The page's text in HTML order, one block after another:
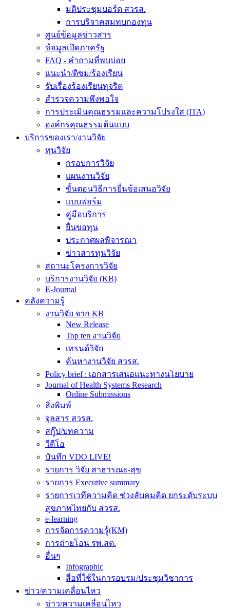
มติประชุมบอร์ด สวรส.
การบริจาคสมทบกองทุน
ศูนย์ข้อมูลข่าวสาร
ข้อมูลเปิดภาครัฐ
FAQ - คำถามที่พบบ่อย
แนะนำ/ติชม/ร้องเรียน
รับเรื่องร้องเรียนทุจริต
สำรวจความพึงพอใจ
การประเมินคุณธรรมและความโปรงใส (ITA)
องค์กรคุณธรรมต้นแบบ
บริการของเรา/งานวิจัย
ทุนวิจัย
กรอบการวิจัย
แผนงานวิจัย
ขั้นตอนวิธีการยื่นข้อเสนอวิจัย
แบบฟอร์ม
คู่มือบริการ
ยื่นขอทุน
ประกาศผลพิจารณา
ข่าวสารทุนวิจัย
สถานะโครงการวิจัย
บริการงานวิจัย (KB)
E-Journal
คลังความรู้
งานวิจัย จาก KB
New Release
Top ten งานวิจัย
เทรนด์วิจัย
ค้นหางานวิจัย สวรส.
Policy brief : เอกสารเสนอแนะทางนโยบาย
Journal of Health Systems Research
Online Submissions
สิ่งพิมพ์
จุลสาร สวรส.
สกู๊ป/บทความ
วีดีโอ
บันทึก VDO LIVE!
รายการ วิจัย สาธารณะ-สุข
รายการ Executive summary
รายการเวทีความคิด ช่วงลับคมคิด ยกระดับระบบ
สุขภาพไทยกับ สวรส.
e-learning
การจัดการความรู้(KM)
การถ่ายโอน รพ.สต.
อื่นๆ
Infographic
สื่อที่ใช้ในการอบรม/ประชุมวิชาการ
ข่าว/ความเคลื่อนไหว
ข่าว/ความเคลื่อนไหว